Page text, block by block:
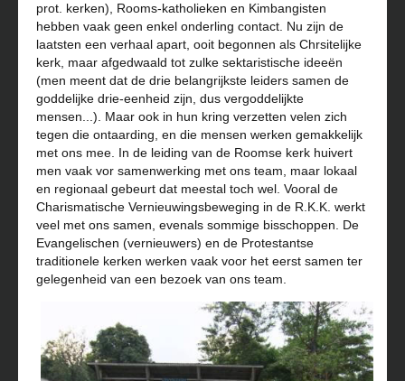
prot. kerken), Rooms-katholieken en Kimbangisten
hebben vaak geen enkel onderling contact. Nu zijn de
laatsten een verhaal apart, ooit begonnen als Chrsitelijke
kerk, maar afgedwaald tot zulke sektaristische ideeën
(men meent dat de drie belangrijkste leiders samen de
goddelijke drie-eenheid zijn, dus vergoddelijkte
mensen...). Maar ook in hun kring verzetten velen zich
tegen die ontaarding, en die mensen werken gemakkelijk
met ons mee. In de leiding van de Roomse kerk huivert
men vaak vor samenwerking met ons team, maar lokaal
en regionaal gebeurt dat meestal toch wel. Vooral de
Charismatische Vernieuwingsbeweging in de R.K.K. werkt
veel met ons samen, evenals sommige bisschoppen. De
Evangelischen (vernieuwers) en de Protestantse
traditionele kerken werken vaak voor het eerst samen ter
gelegenheid van een bezoek van ons team.